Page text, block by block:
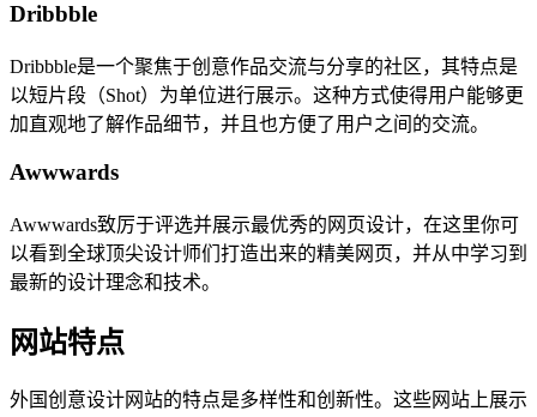
Dribbble
Dribbble是一个聚焦于创意作品交流与分享的社区，其特点是
以短片段（Shot）为单位进行展示。这种方式使得用户能够更
加直观地了解作品细节，并且也方便了用户之间的交流。
Awwwards
Awwwards致厉于评选并展示最优秀的网页设计，在这里你可
以看到全球顶尖设计师们打造出来的精美网页，并从中学习到
最新的设计理念和技术。
网站特点
外国创意设计网站的特点是多样性和创新性。这些网站上展示